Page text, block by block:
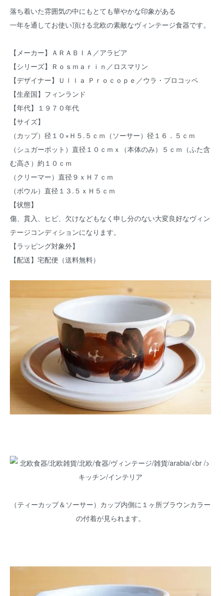
落ち着いた雰囲気の中にもとても華やかな印象がある
一年を通してお使い頂ける北欧の素敵なヴィンテージ食器です。
【メーカー】ＡＲＡＢＩＡ／アラビア
【シリーズ】Ｒｏｓｍａｒｉｎ／ロスマリン
【デザイナー】Ｕｌｌａ Ｐｒｏｃｏｐｅ／ウラ・プロコッペ
【生産国】フィンランド
【年代】１９７０年代
【サイズ】
（カップ）径１０×Ｈ５.５ｃｍ（ソーサー）径１６．５ｃｍ
（シュガーポット）直径１０ｃｍｘ（本体のみ）５ｃｍ（ふた含
む高さ）約１０ｃｍ
（クリーマー）直径９ｘＨ７ｃｍ
（ボウル）直径１３.５ｘＨ５ｃｍ
【状態】
傷、貫入、ヒビ、欠けなどもなく申し分のない大変良好なヴィン
テージコンディションになります。
【ラッピング対象外】
【配送】宅配便（送料無料）
（ティーカップ＆ソーサー）カップ内側に１ヶ所ブラウンカラー
の付着が見られます。